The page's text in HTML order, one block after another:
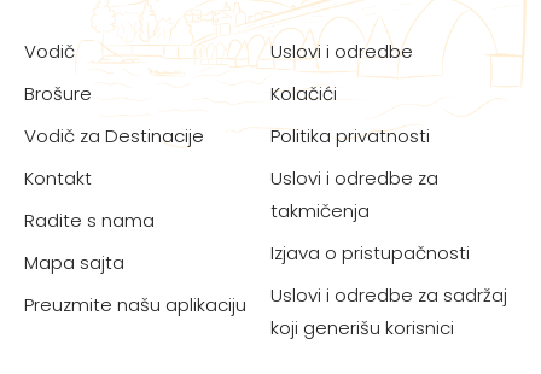
Vodič
Brošure
Vodič za Destinacije
Kontakt
Radite s nama
Mapa sajta
Preuzmite našu aplikaciju
Uslovi i odredbe
Kolačići
Politika privatnosti
Uslovi i odredbe za
takmičenja
Izjava o pristupačnosti
Uslovi i odredbe za sadržaj
koji generišu korisnici